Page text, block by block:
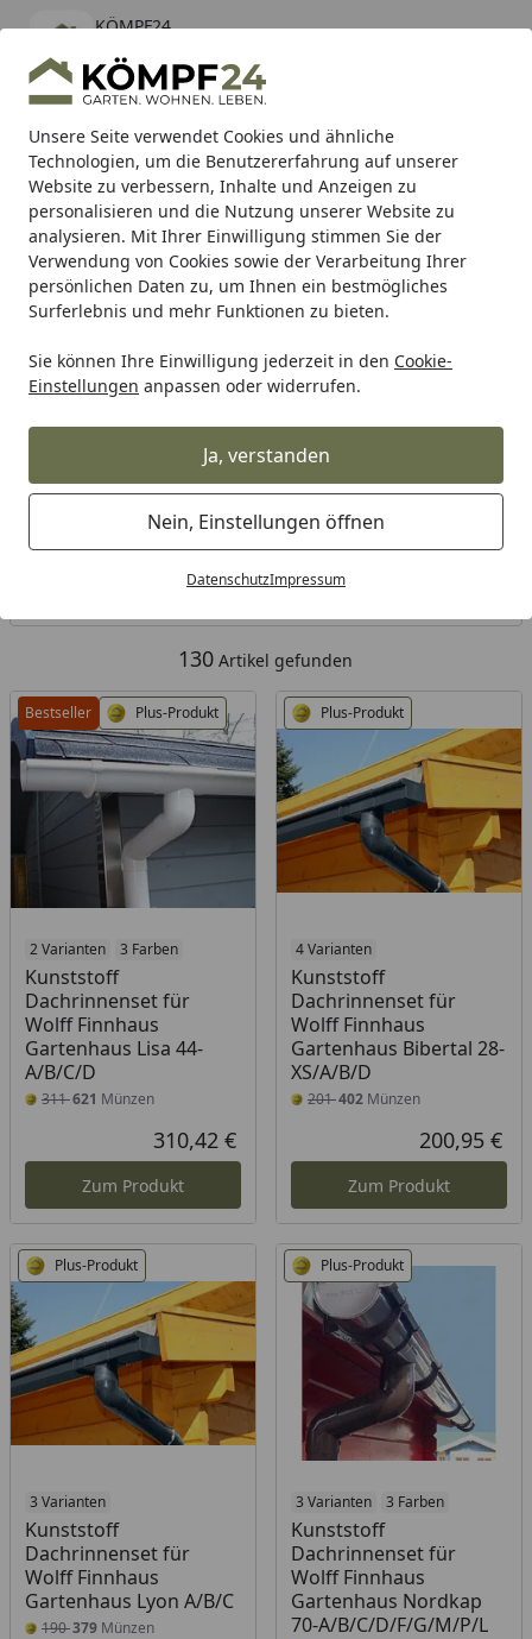
Unsere Seite verwendet Cookies und ähnliche
Technologien, um die Benutzererfahrung auf unserer
Website zu verbessern, Inhalte und Anzeigen zu
personalisieren und die Nutzung unserer Website zu
analysieren. Mit Ihrer Einwilligung stimmen Sie der
Verwendung von Cookies sowie der Verarbeitung Ihrer
persönlichen Daten zu, um Ihnen ein bestmögliches
Surferlebnis und mehr Funktionen zu bieten.
Sie können Ihre Einwilligung jederzeit in den Cookie-
Einstellungen anpassen oder widerrufen.
Ja, verstanden
Nein, Einstellungen öffnen
DatenschutzImpressum
KÖMPF24
kostenlos - Im App Store
Hotline
Alle Produkte
Mein Konto
Suchen
Karibu Pools inkl. gratis Sandfilteranlage & Pool-
Starterset (Gesamtwert bis 468,99€)
Startseite
Wolff Finnhaus Alle Gartenhäuser Zubehör
Wolff Finnhaus Dachrinnen
Ihre Artikelübersicht
Kategorien
130 Artikel gefunden
Bestseller Plus-Produkt
2 Varianten 3 Farben
Kunststoff
Dachrinnenset für
Wolff Finnhaus
Gartenhaus Lisa 44-
A/B/C/D
311621 Münzen
Aktueller Preis
310,42 €
Zum Produkt
Plus-Produkt
4 Varianten
Kunststoff
Dachrinnenset für
Wolff Finnhaus
Gartenhaus Bibertal 28-
XS/A/B/D
201402Münzen
200,95 €
Zum Produkt
Plus-Produkt
3 Varianten
Kunststoff
Dachrinnenset für
Wolff Finnhaus
Gartenhaus Lyon A/B/C
190379 Münzen
Plus-Produkt
3 Varianten 3 Farben
Kunststoff
Dachrinnenset für
Wolff Finnhaus
Gartenhaus Nordkap
70-A/B/C/D/F/G/M/P/L